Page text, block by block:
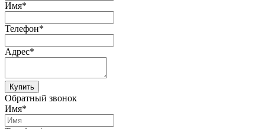
Имя*
Телефон*
Адрес*
Купить
Обратный звонок
Имя*